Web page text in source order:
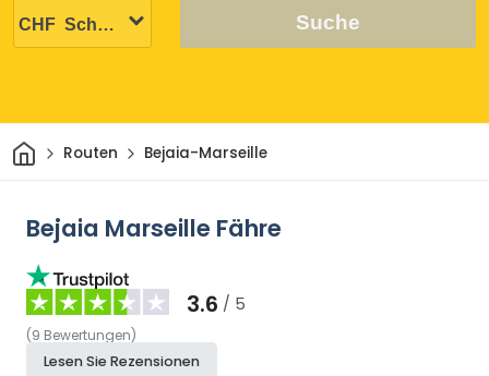
Suche
HeimRouten Bejaia-Marseille
Bejaia Marseille Fähre
3.6 / 5
(9 Bewertungen)
Lesen Sie Rezensionen